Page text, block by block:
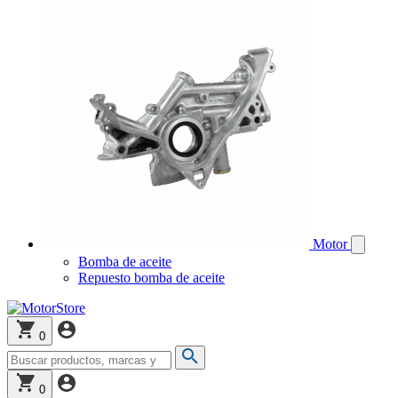
Motor
Bomba de aceite
Repuesto bomba de aceite
0
0